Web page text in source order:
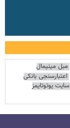
مبل مینیمال
اعتبارسنجی بانکی
سایت یوتوتایمز